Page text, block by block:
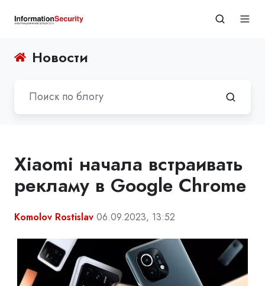
Новости
Xiaomi начала встраивать
рекламу в Google Chrome
Komolov Rostislav 06.09.2023, 13:52